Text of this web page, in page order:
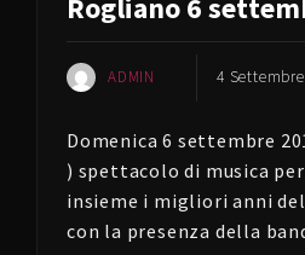
Rogliano 6
ADMIN 4
Domenica 6 settembre
) spettacolo di musica
insieme i migliori anni
con la presenza della